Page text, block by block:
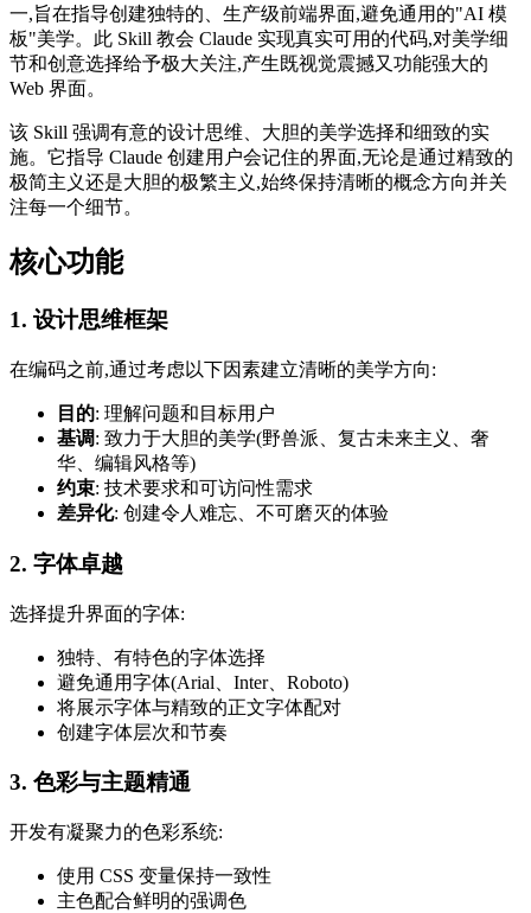
一,旨在指导创建独特的、生产级前端界面,避免通用的"AI 模
板"美学。此 Skill 教会 Claude 实现真实可用的代码,对美学细
节和创意选择给予极大关注,产生既视觉震撼又功能强大的
Web 界面。
该 Skill 强调有意的设计思维、大胆的美学选择和细致的实
施。它指导 Claude 创建用户会记住的界面,无论是通过精致的
极简主义还是大胆的极繁主义,始终保持清晰的概念方向并关
注每一个细节。
核心功能
1. 设计思维框架
在编码之前,通过考虑以下因素建立清晰的美学方向:
目的: 理解问题和目标用户
基调: 致力于大胆的美学(野兽派、复古未来主义、奢
华、编辑风格等)
约束: 技术要求和可访问性需求
差异化: 创建令人难忘、不可磨灭的体验
2. 字体卓越
选择提升界面的字体:
独特、有特色的字体选择
避免通用字体(Arial、Inter、Roboto)
将展示字体与精致的正文字体配对
创建字体层次和节奏
3. 色彩与主题精通
开发有凝聚力的色彩系统:
使用 CSS 变量保持一致性
主色配合鲜明的强调色